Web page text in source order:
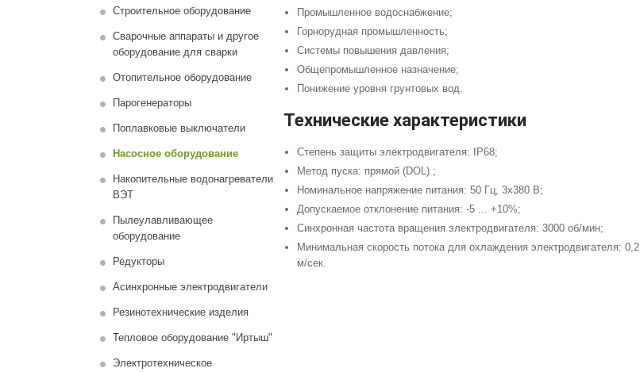
Промышленное водоснабжение;
Горнорудная промышленность;
Системы повышения давления;
Общепромышленное назначение;
Понижение уровня грунтовых вод.
Технические характеристики
Степень защиты электродвигателя: IP68;
Метод пуска: прямой (DOL) ;
Номинальное напряжение питания: 50 Гц, 3х380 В;
Допускаемое отклонение питания: -5 ... +10%;
Синхронная частота вращения электродвигателя: 3000 об/мин;
Минимальная скорость потока для охлаждения электродвигателя: 0,2
м/сeк.
Строительное оборудование
Сварочные аппараты и другое
оборудование для сварки
Отопительное оборудование
Парогенераторы
Поплавковые выключатели
Насосное оборудование
Накопительные водонагреватели
ВЭТ
Пылеулавливающее
оборудование
Редукторы
Асинхронные электродвигатели
Резинотехнические изделия
Тепловое оборудование "Иртыш"
Электротехническое